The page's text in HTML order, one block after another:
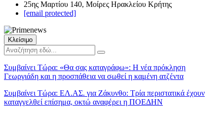
25ης Μαρτίου 140, Μοίρες Ηρακλείου Κρήτης
[email protected]
Κλείσιμο
Συμβαίνει Τώρα: «Θα σας καταγράφω»: Η νέα πρόκληση
Γεωργιάδη και η προσπάθεια να σωθεί η καμένη ατζέντα
Συμβαίνει Τώρα: ΕΛ.ΑΣ. για Ζάκυνθο: Τρία περιστατικά έχουν
καταγγελθεί επίσημα, οκτώ αναφέρει η ΠΟΕΔΗΝ